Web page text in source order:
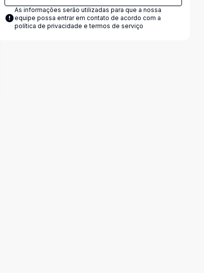
As informações serão utilizadas para que a nossa
equipe possa entrar em contato de acordo com a
política de privacidade e termos de serviço